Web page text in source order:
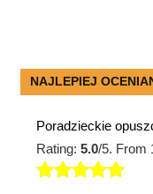
NAJLEPIEJ
Poradzieckie
Rating:5.0/5. From